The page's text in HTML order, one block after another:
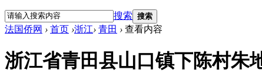
搜索 搜索
法国侨网 › 首页 ›浙江› 青田 › 查看内容
浙江省青田县山口镇下陈村朱